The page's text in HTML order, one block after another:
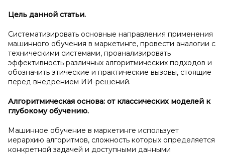
Цель данной статьи.
Систематизировать основные направления применения
машинного обучения в маркетинге, провести аналогии с
техническими системами, проанализировать
эффективность различных алгоритмических подходов и
обозначить этические и практические вызовы, стоящие
перед внедрением ИИ-решений.
Алгоритмическая основа: от классических моделей к
глубокому обучению.
Машинное обучение в маркетинге использует
иерархию алгоритмов, сложность которых определяется
конкретной задачей и доступными данными